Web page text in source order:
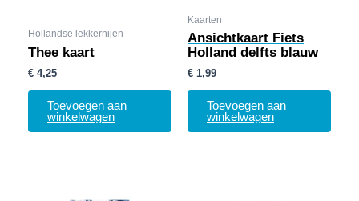
Hollandse lekkernijen
Thee kaart
€ 4,25
Toevoegen aan
winkelwagen
Kaarten
Ansichtkaart Fiets
Holland delfts blauw
€ 1,99
Toevoegen aan
winkelwagen